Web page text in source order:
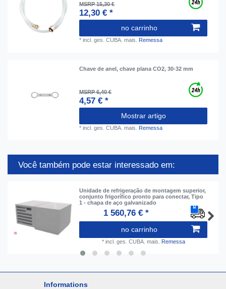
MSRP 15,30 €
12,30 € *
no carrinho
*incl. ges. CUBA. mais. Remessa
Сhave de anel, chave plana CO2, 30-32 mm
MSRP 6,40 €
4,57 € *
Mostrar artigo
*incl. ges. CUBA. mais. Remessa
Você também pode estar interessado em:
Unidade de refrigeração de montagem superior,
conjunto frigorífico pronto para conectar, Tipo
1 - chapa de aço galvanizado
1 560,76 € *
no carrinho
* incl. ges. CUBA. mais. Remessa
Informations